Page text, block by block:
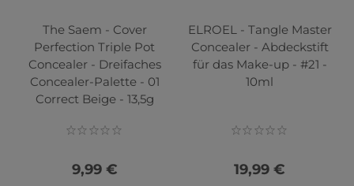
The Saem - Cover
Perfection Triple Pot
Concealer - Dreifaches
Concealer-Palette - 01
Correct Beige - 13,5g
9,99 €
ELROEL - Tangle Master
Concealer - Abdeckstift
für das Make-up - #21 -
10ml
19,99 €